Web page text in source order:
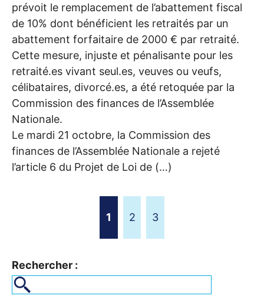
prévoit le remplacement de l’abattement fiscal
de 10% dont bénéficient les retraités par un
abattement forfaitaire de 2000 € par retraité.
Cette mesure, injuste et pénalisante pour les
retraité.es vivant seul.es, veuves ou veufs,
célibataires, divorcé.es, a été retoquée par la
Commission des finances de l’Assemblée
Nationale.
Le mardi 21 octobre, la Commission des
finances de l’Assemblée Nationale a rejeté
l’article 6 du Projet de Loi de (…)
1 2 3
Rechercher :